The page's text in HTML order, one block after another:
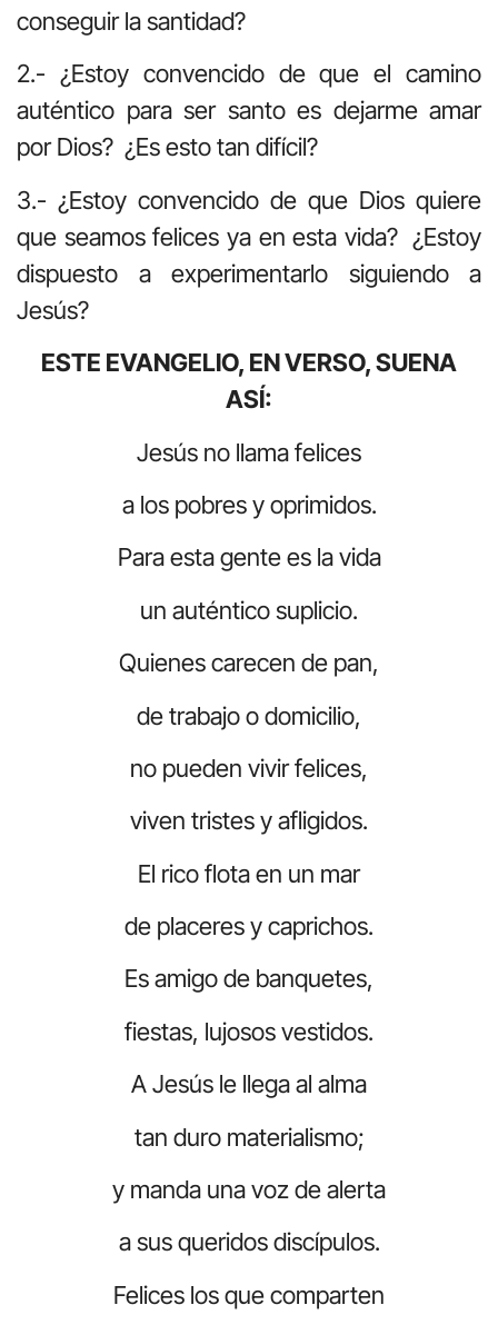
conseguir la santidad?
2.- ¿Estoy convencido de que el camino
auténtico para ser santo es dejarme amar
por Dios? ¿Es esto tan difícil?
3.- ¿Estoy convencido de que Dios quiere
que seamos felices ya en esta vida? ¿Estoy
dispuesto a experimentarlo siguiendo a
Jesús?
ESTE EVANGELIO, EN VERSO, SUENA
ASÍ:
Jesús no llama felices
a los pobres y oprimidos.
Para esta gente es la vida
un auténtico suplicio.
Quienes carecen de pan,
de trabajo o domicilio,
no pueden vivir felices,
viven tristes y afligidos.
El rico flota en un mar
de placeres y caprichos.
Es amigo de banquetes,
fiestas, lujosos vestidos.
A Jesús le llega al alma
tan duro materialismo;
y manda una voz de alerta
a sus queridos discípulos.
Felices los que comparten